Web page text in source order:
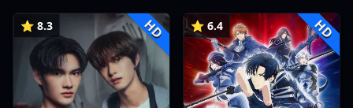
⭐ 8.3 HD ⭐ 6.4 HD